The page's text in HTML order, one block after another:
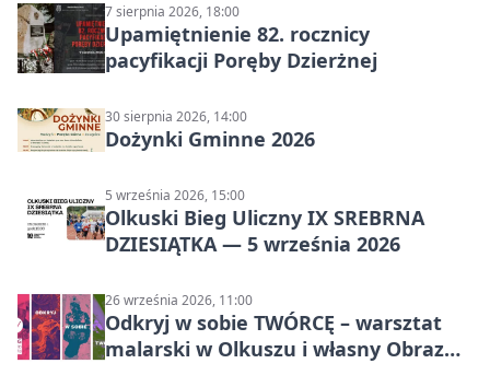
7 sierpnia 2026, 18:00
Upamiętnienie 82. rocznicy
pacyfikacji Poręby Dzierżnej
30 sierpnia 2026, 14:00
Dożynki Gminne 2026
5 września 2026, 15:00
Olkuski Bieg Uliczny IX SREBRNA
DZIESIĄTKA — 5 września 2026
26 września 2026, 11:00
Odkryj w sobie TWÓRCĘ – warsztat
malarski w Olkuszu i własny Obraz